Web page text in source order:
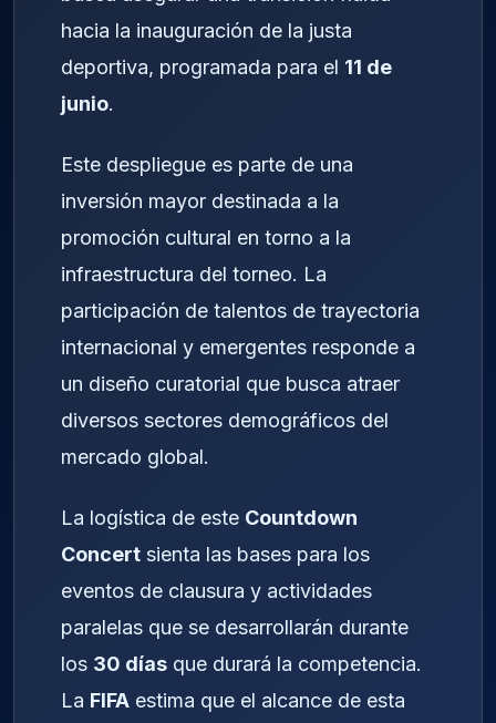
hacia la inauguración de la justa
deportiva, programada para el 11 de
junio.
Este despliegue es parte de una
inversión mayor destinada a la
promoción cultural en torno a la
infraestructura del torneo. La
participación de talentos de trayectoria
internacional y emergentes responde a
un diseño curatorial que busca atraer
diversos sectores demográficos del
mercado global.
La logística de este Countdown
Concert sienta las bases para los
eventos de clausura y actividades
paralelas que se desarrollarán durante
los 30 días que durará la competencia.
La FIFA estima que el alcance de esta